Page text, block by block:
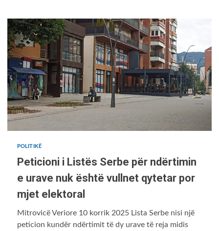
POLITIKË
Peticioni i Listës Serbe për ndërtimin
e urave nuk është vullnet qytetar por
mjet elektoral
Mitrovicë Veriore 10 korrik 2025 Lista Serbe nisi një
peticion kundër ndërtimit të dy urave të reja midis